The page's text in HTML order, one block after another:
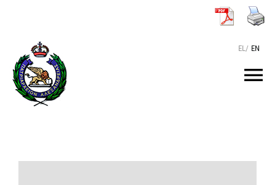
περιεχόμενο
EL/ EN
O ΠΑΤΡΙΑΡΧΗΣ